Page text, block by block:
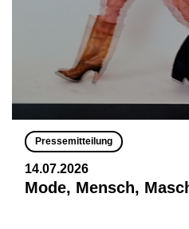
Pressemitteilung
14.07.2026
Mode, Mensch,